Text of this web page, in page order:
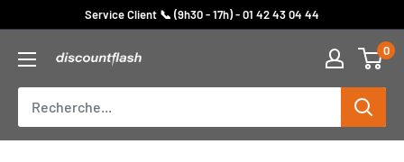
contenu
Service Client 📞 (9h30 - 17h) - 01 42 43 04 44
Discount
Flash
0